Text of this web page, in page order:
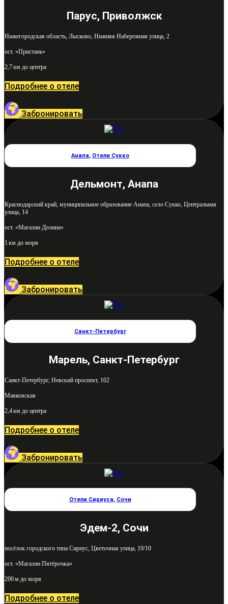
Парус, Приволжск
Нижегородская область, Лысково, Нижняя Набережная улица, 2
ост. «Пристань»
2,7 км до центра
Подробнее о отеле
Забронировать
Анапа, Отели Сукко
Дельмонт, Анапа
Краснодарский край, муниципальное образование Анапа, село Сукко, Центральная
улица, 14
ост. «Магазин Долина»
1 км до моря
Подробнее о отеле
Забронировать
Санкт-Петербург
Марель, Санкт-Петербург
Санкт-Петербург, Невский проспект, 102
Маяковская
2,4 км до центра
Подробнее о отеле
Забронировать
Отели Сириуса, Сочи
Эдем-2, Сочи
посёлок городского типа Сириус, Цветочная улица, 19/10
ост. «Магазин Пятёрочка»
200 м до моря
Подробнее о отеле